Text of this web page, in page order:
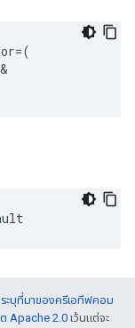
=(
&
ะบุที่มาของครีเอทีฟคอม
Apache 2.0เว้นแต่จะ